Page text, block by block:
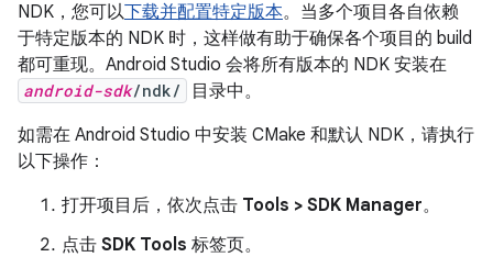
NDK，您可以下载并配置特定版本。当多个项目各自依赖
于特定版本的 NDK 时，这样做有助于确保各个项目的 build
都可重现。Android Studio 会将所有版本的 NDK 安装在
android-sdk/ndk/
目录中。
如需在 Android Studio 中安装 CMake 和默认 NDK，请执行
以下操作：
打开项目后，依次点击 Tools > SDK Manager。
点击 SDK Tools 标签页。